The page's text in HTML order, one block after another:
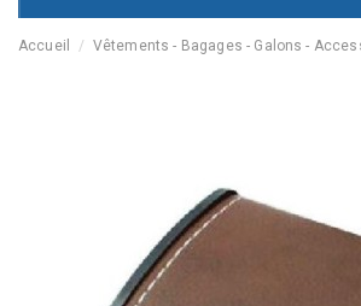
Accueil Vêtements - Bagages - Galons -